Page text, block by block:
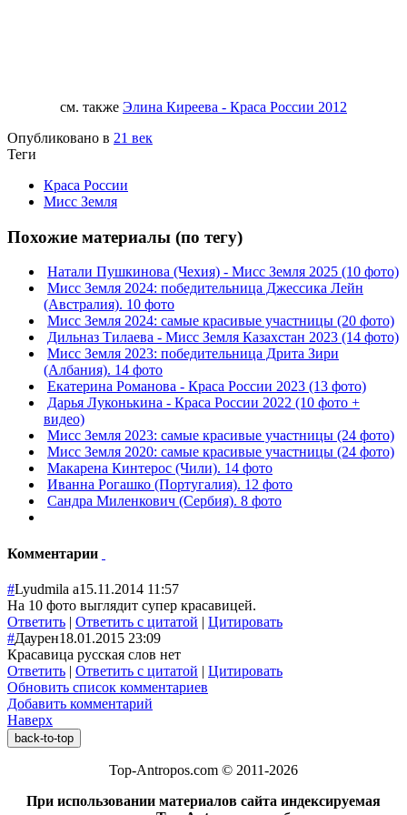
см. также Элина Киреева - Краса России 2012
Опубликовано в 21 век
Теги
Краса России
Мисс Земля
Похожие материалы (по тегу)
Натали Пушкинова (Чехия) - Мисс Земля 2025 (10 фото)
Мисс Земля 2024: победительница Джессика Лейн
(Австралия). 10 фото
Мисс Земля 2024: самые красивые участницы (20 фото)
Дильназ Тилаева - Мисс Земля Казахстан 2023 (14 фото)
Мисс Земля 2023: победительница Дрита Зири
(Албания). 14 фото
Екатерина Романова - Краса России 2023 (13 фото)
Дарья Луконькина - Краса России 2022 (10 фото +
видео)
Мисс Земля 2023: самые красивые участницы (24 фото)
Мисс Земля 2020: самые красивые участницы (24 фото)
Макарена Кинтерос (Чили). 14 фото
Иванна Рогашко (Португалия). 12 фото
Сандра Миленкович (Сербия). 8 фото
Комментарии
#Lyudmila а15.11.2014 11:57
На 10 фото выглядит супер красавицей.
Ответить | Ответить с цитатой | Цитировать
#Даурен18.01.2015 23:09
Красавица русская слов нет
Ответить | Ответить с цитатой | Цитировать
Обновить список комментариев
Добавить комментарий
Наверх
back-to-top
Top-Antropos.com © 2011-2026
При использовании материалов сайта индексируемая